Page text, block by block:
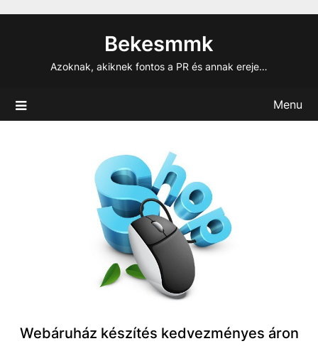
Bekesmmk
Azoknak, akiknek fontos a PR és annak ereje…
Menu
Webáruház készítés kedvezményes áron